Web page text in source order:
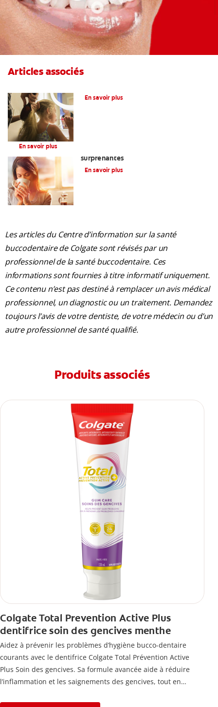
Articles associés
En savoir plus
Infant & Toddler
En savoir plus
surprenantes
En savoir plus
Les articles du Centre d’information sur la santé
buccodentaire de Colgate sont révisés par un
professionnel de la santé buccodentaire. Ces
informations sont fournies à titre informatif uniquement.
Ce contenu n’est pas destiné à remplacer un avis médical
professionnel, un diagnostic ou un traitement. Demandez
toujours l’avis de votre dentiste, de votre médecin ou d’un
autre professionnel de santé qualifié.
Produits associés
Colgate Total Prevention Active Plus
dentifrice soin des gencives menthe
Aidez à prévenir les problèmes d’hygiène bucco-dentaire
courants avec le dentifrice Colgate Total Prévention Active
Plus Soin des gencives. Sa formule avancée aide à réduire
l’inflammation et les saignements des gencives, tout en